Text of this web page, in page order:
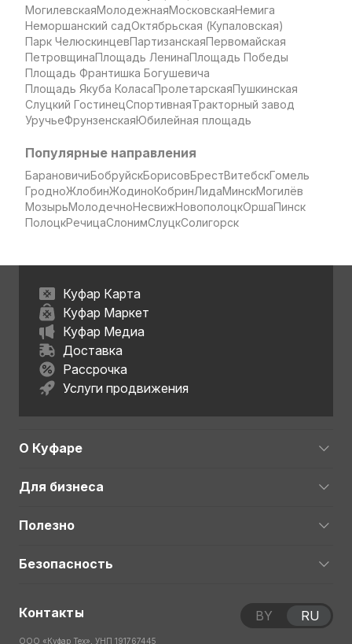
МогилевскаяМолодежнаяМосковскаяНемига
Неморшанский садОктябрьская (Купаловская)
Парк ЧелюскинцевПартизанскаяПервомайская
ПетровщинаПлощадь ЛенинаПлощадь Победы
Площадь Франтишка Богушевича
Площадь Якуба КоласаПролетарскаяПушкинская
Слуцкий ГостинецСпортивнаяТракторный завод
УручьеФрунзенскаяЮбилейная площадь
Популярные направления
БарановичиБобруйскБорисовБрестВитебскГомель
ГродноЖлобинЖодиноКобринЛидаМинскМогилёв
МозырьМолодечноНесвижНовополоцкОршаПинск
ПолоцкРечицаСлонимСлуцкСолигорск
Куфар Карта
Куфар Маркет
Куфар Медиа
Доставка
Рассрочка
Услуги продвижения
О Куфаре
Для бизнеса
Полезно
Безопасность
Контакты
ООО «Куфар Тех», УНП 191767445
BY RU